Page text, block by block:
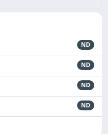
ND
ND
ND
ND